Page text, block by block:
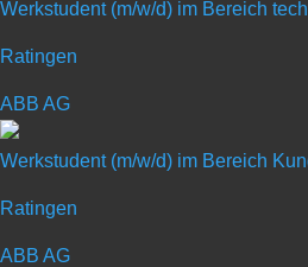
Werkstudent (m/w/d) im Bereich
Ratingen
ABB AG
Werkstudent (m/w/d) im Bereich
Ratingen
ABB AG